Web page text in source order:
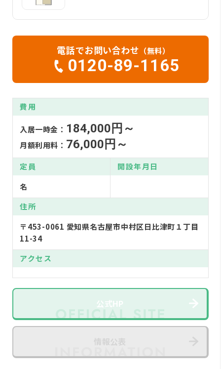
電話でお問い合わせ （無料）
0120-89-1165
費用
入居一時金： 184,000円～
月額利用料： 76,000円～
定員
名
開設年月日
住所
〒453-0061 愛知県名古屋市中村区日比津町１丁目
11-34
アクセス
公式HP